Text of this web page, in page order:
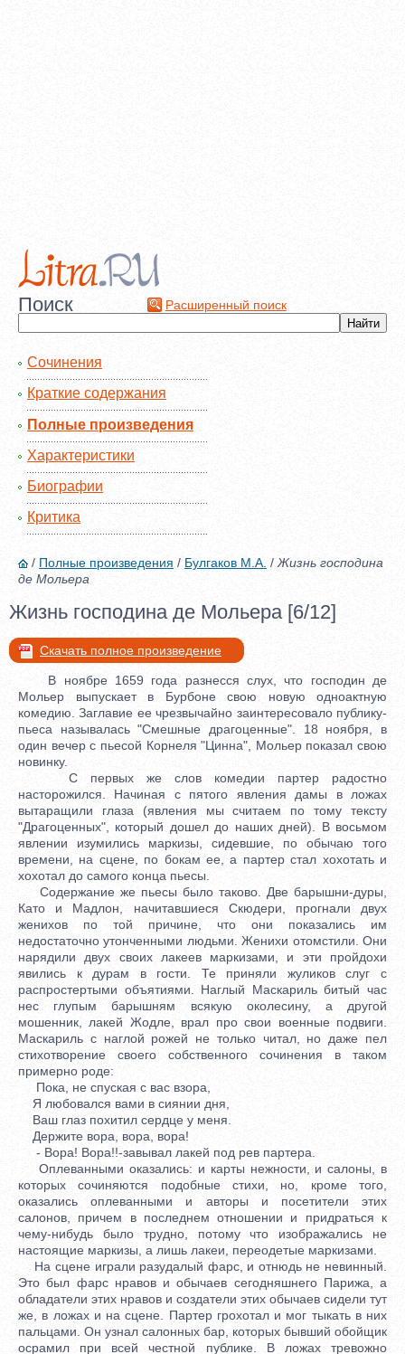
Поиск Расширенный поиск
Сочинения
Краткие содержания
Полные произведения
Характеристики
Биографии
Критика
/ Полные произведения / Булгаков М.А. / Жизнь господина
де Мольера
Жизнь господина де Мольера [6/12]
Скачать полное произведение
В ноябре 1659 года разнесся слух, что господин де
Мольер выпускает в Бурбоне свою новую одноактную
комедию. Заглавие ее чрезвычайно заинтересовало публику-
пьеса называлась "Смешные драгоценные". 18 ноября, в
один вечер с пьесой Корнеля "Цинна", Мольер показал свою
новинку.
С первых же слов комедии партер радостно
насторожился. Начиная с пятого явления дамы в ложах
вытаращили глаза (явления мы считаем по тому тексту
"Драгоценных", который дошел до наших дней). В восьмом
явлении изумились маркизы, сидевшие, по обычаю того
времени, на сцене, по бокам ее, а партер стал хохотать и
хохотал до самого конца пьесы.
Содержание же пьесы было таково. Две барышни-дуры,
Като и Мадлон, начитавшиеся Скюдери, прогнали двух
женихов по той причине, что они показались им
недостаточно утонченными людьми. Женихи отомстили. Они
нарядили двух своих лакеев маркизами, и эти пройдохи
явились к дурам в гости. Те приняли жуликов слуг с
распростертыми объятиями. Наглый Маскариль битый час
нес глупым барышням всякую околесину, а другой
мошенник, лакей Жодле, врал про свои военные подвиги.
Маскариль с наглой рожей не только читал, но даже пел
стихотворение своего собственного сочинения в таком
примерно роде:
Пока, не спуская с вас взора,
Я любовался вами в сиянии дня,
Ваш глаз похитил сердце у меня.
Держите вора, вора, вора!
- Вора! Вора!!-завывал лакей под рев партера.
Оплеванными оказались: и карты нежности, и салоны, в
которых сочиняются подобные стихи, но, кроме того,
оказались оплеванными и авторы и посетители этих
салонов, причем в последнем отношении и придраться к
чему-нибудь было трудно, потому что изображались не
настоящие маркизы, а лишь лакеи, переодетые маркизами.
На сцене играли разудалый фарс, и отнюдь не невинный.
Это был фарс нравов и обычаев сегодняшнего Парижа, а
обладатели этих нравов и создатели этих обычаев сидели тут
же, в ложах и на сцене. Партер грохотал и мог тыкать в них
пальцами. Он узнал салонных бар, которых бывший обойщик
осрамил при всей честной публике. В ложах тревожно